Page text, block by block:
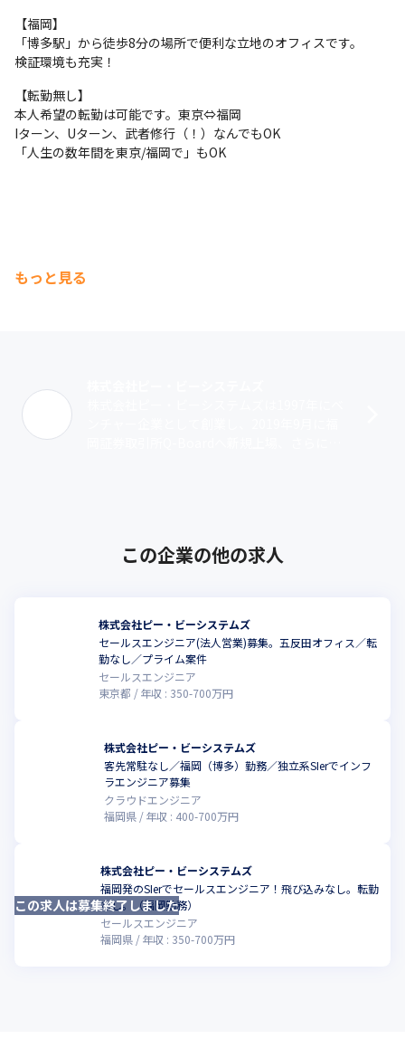
【福岡】
「博多駅」から徒歩8分の場所で便利な立地のオフィスです。
検証環境も充実！
【転勤無し】
本人希望の転勤は可能です。東京⇔福岡
Iターン、Uターン、武者修行（！）なんでもOK
「人生の数年間を東京/福岡で」もOK
もっと見る
この企業の他の求人
株式会社ピー・ビーシステムズ
セールスエンジニア(法人営業)募集。五反田オフィス／転
勤なし／プライム案件
セールスエンジニア
東京都
年収 : 350-700万円
株式会社ピー・ビーシステムズ
客先常駐なし／福岡（博多）勤務／独立系SIerでインフ
ラエンジニア募集
クラウドエンジニア
福岡県
年収 : 400-700万円
株式会社ピー・ビーシステムズ
福岡発のSIerでセールスエンジニア！飛び込みなし。転勤
なし。（福岡勤務）
セールスエンジニア
福岡県
年収 : 350-700万円
この求人は募集終了しました